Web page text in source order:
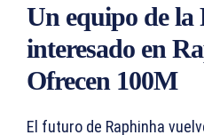
Un equipo de la
interesado en
Ofrecen 100M
El futuro de Raphinha